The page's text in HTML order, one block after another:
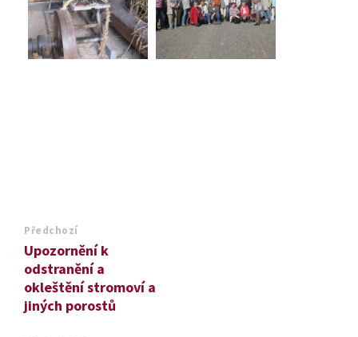
Předchozí
Upozornění k
odstranění a
okleštění stromoví a
jiných porostů